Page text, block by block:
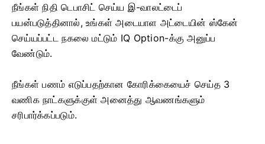
நீங்கள் நிதி டெபாசிட் செய்ய இ-வாலட்டைப்
பயன்படுத்தினால், உங்கள் அடையாள அட்டையின் ஸ்கேன்
செய்யப்பட்ட நகலை மட்டும் IQ Option-க்கு அனுப்ப
வேண்டும்.
நீங்கள் பணம் எடுப்பதற்கான கோரிக்கையைச் செய்த 3
வணிக நாட்களுக்குள் அனைத்து ஆவணங்களும்
சரிபார்க்கப்படும்.